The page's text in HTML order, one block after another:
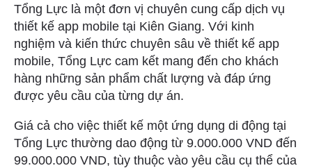
Tổng Lực là một đơn vị chuyên cung cấp dịch vụ
thiết kế app mobile tại Kiên Giang. Với kinh
nghiệm và kiến thức chuyên sâu về thiết kế app
mobile, Tổng Lực cam kết mang đến cho khách
hàng những sản phẩm chất lượng và đáp ứng
được yêu cầu của từng dự án.
Giá cả cho việc thiết kế một ứng dụng di động tại
Tổng Lực thường dao động từ 9.000.000 VND đến
99.000.000 VND, tùy thuộc vào yêu cầu cụ thể của